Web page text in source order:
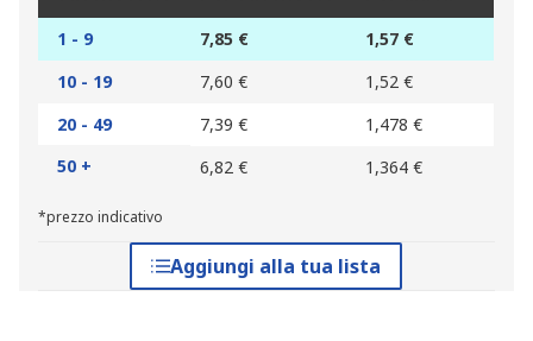
1 - 9 7,85 €
1,57 €
10 - 19
7,60 €
1,52 €
20 - 49
7,39 €
1,478 €
50 +
6,82 € 1,364 €
*prezzo indicativo
Aggiungi alla tua lista